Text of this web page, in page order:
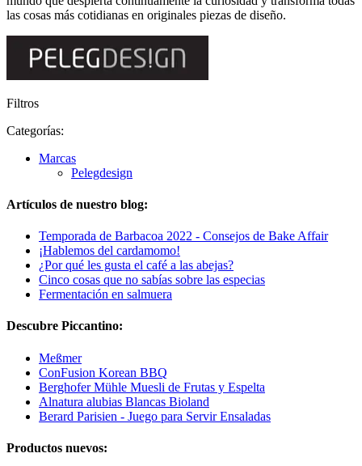
las cosas más cotidianas en originales piezas de diseño.
Filtros
Categorías:
Marcas
Pelegdesign
Artículos de nuestro blog:
Temporada de Barbacoa 2022 - Consejos de Bake Affair
¡Hablemos del cardamomo!
¿Por qué les gusta el café a las abejas?
Cinco cosas que no sabías sobre las especias
Fermentación en salmuera
Descubre Piccantino:
Meßmer
ConFusion Korean BBQ
Berghofer Mühle Muesli de Frutas y Espelta
Alnatura alubias Blancas Bioland
Berard Parisien - Juego para Servir Ensaladas
Productos nuevos: